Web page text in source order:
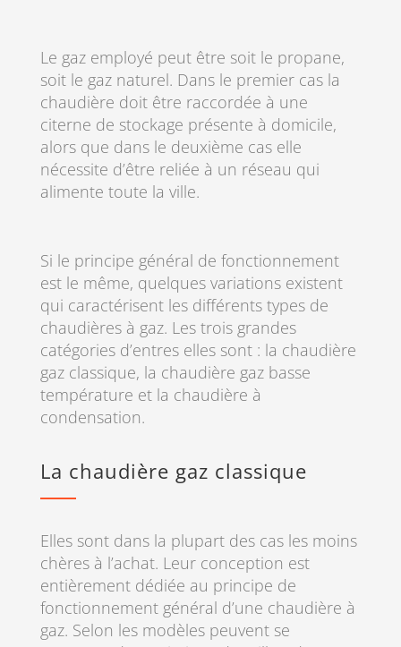
Le gaz employé peut être soit le propane,
soit le gaz naturel. Dans le premier cas la
chaudière doit être raccordée à une
citerne de stockage présente à domicile,
alors que dans le deuxième cas elle
nécessite d’être reliée à un réseau qui
alimente toute la ville.
Si le principe général de fonctionnement
est le même, quelques variations existent
qui caractérisent les différents types de
chaudières à gaz. Les trois grandes
catégories d’entres elles sont : la chaudière
gaz classique, la chaudière gaz basse
température et la chaudière à
condensation.
La chaudière gaz classique
Elles sont dans la plupart des cas les moins
chères à l’achat. Leur conception est
entièrement dédiée au principe de
fonctionnement général d’une chaudière à
gaz. Selon les modèles peuvent se